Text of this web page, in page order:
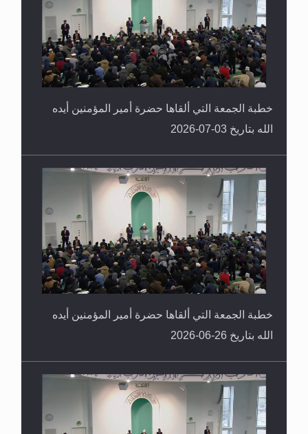
خطبة الجمعة التي ألقاها حضرة أمير المؤمنين أيده
خطبة الجمعة التي ألقاها حضرة أمير المؤمنين أيده